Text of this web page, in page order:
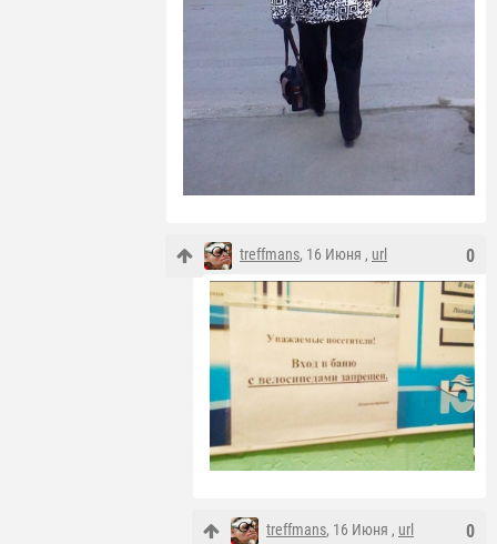
0
treffmans, 16 Июня , url
0
treffmans, 16 Июня , url